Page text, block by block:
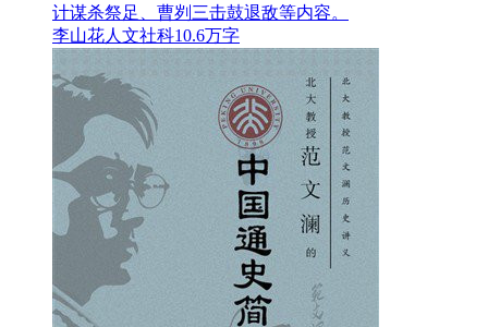
计谋杀祭足、曹刿三击鼓退敌等内容。
李山花人文社科10.6万字